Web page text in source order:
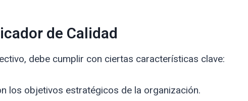
de Calidad
debe cumplir con ciertas características clave:
los objetivos estratégicos de la organización.